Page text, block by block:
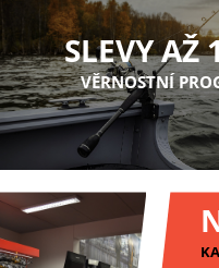
SLEVY AŽ
VĚRNOSTNÍ